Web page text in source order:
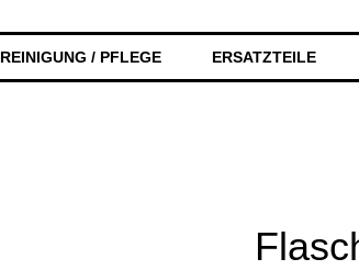
REINIGUNG / PFLEGE ERSATZTEILE